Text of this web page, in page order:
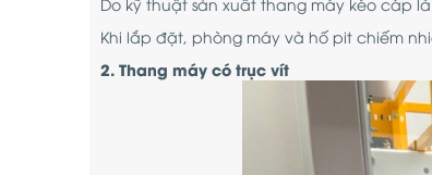
Khi lắp đặt, phòng máy và hố pit chiếm
2. Thang máy có trục vít